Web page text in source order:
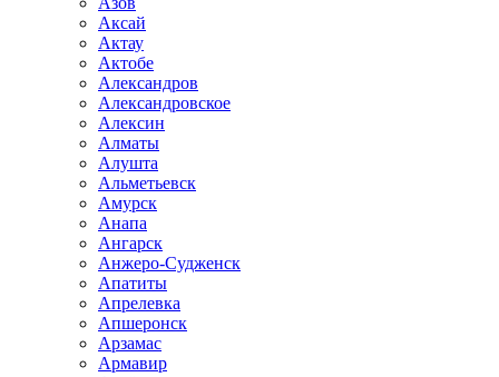
Аксай
Актау
Актобе
Александров
Александровское
Алексин
Алматы
Алушта
Альметьевск
Амурск
Анапа
Ангарск
Анжеро-Судженск
Апатиты
Апрелевка
Апшеронск
Арзамас
Армавир